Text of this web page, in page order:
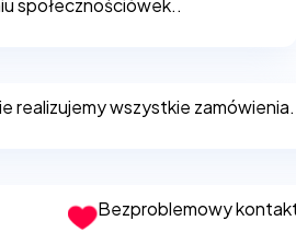
społecznościówek..
realizujemy wszystkie
Bezproblemowy